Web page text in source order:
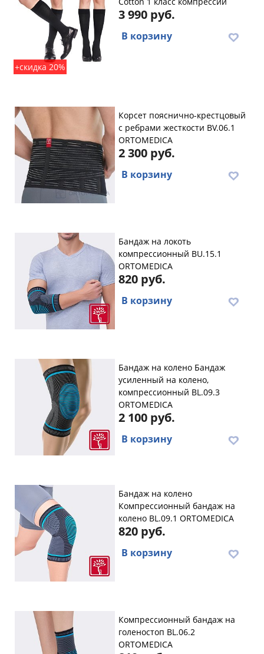
+скидка 20%
3 990 руб.
В корзину
Корсет пояснично-крестцовый
с ребрами жесткости BV.06.1
ORTOMEDICA
2 300 руб.
В корзину
Бандаж на локоть
компрессионный BU.15.1
ORTOMEDICA
820 руб.
В корзину
Бандаж на колено Бандаж
усиленный на колено,
компрессионный BL.09.3
ORTOMEDICA
2 100 руб.
В корзину
Бандаж на колено
Компрессионный бандаж на
колено BL.09.1 ORTOMEDICA
820 руб.
В корзину
Компрессионный бандаж на
голеностоп BL.06.2
ORTOMEDICA